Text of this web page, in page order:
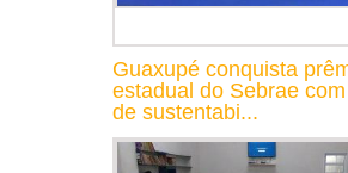
Guaxupé conquista
estadual do Sebrae
de sustentabi...